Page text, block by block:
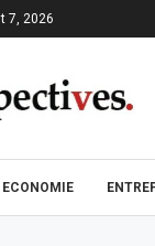
7, 2026
ECONOMIE